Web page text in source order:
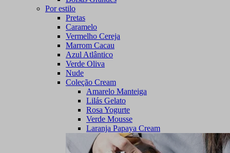
Por estilo
Pretas
Caramelo
Vermelho Cereja
Marrom Cacau
Azul Atlântico
Verde Oliva
Nude
Coleção Cream
Amarelo Manteiga
Lilás Gelato
Rosa Yogurte
Verde Mousse
Laranja Papaya Cream